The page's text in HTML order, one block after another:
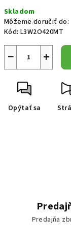
Skladom
Môžeme doručiť do:
Kód: L3W2O420MT
+
−
Opýtať sa
Predajňa